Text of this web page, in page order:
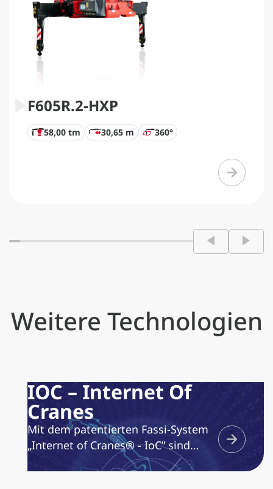
F605R.2-HXP
58,00 tm 30,65 m 360°
Weitere Technologien
IOC – Internet Of
Cranes
Mit dem patentierten Fassi-System
„Internet of Cranes® - IoC” sind
sämtliche Krane, die mit der